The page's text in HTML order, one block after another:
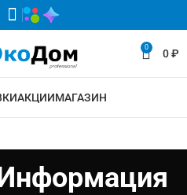
0 0₽
АКЦИИМАГАЗИН